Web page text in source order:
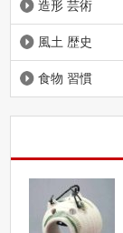
造形 芸術
風土 歴史
食物 習慣